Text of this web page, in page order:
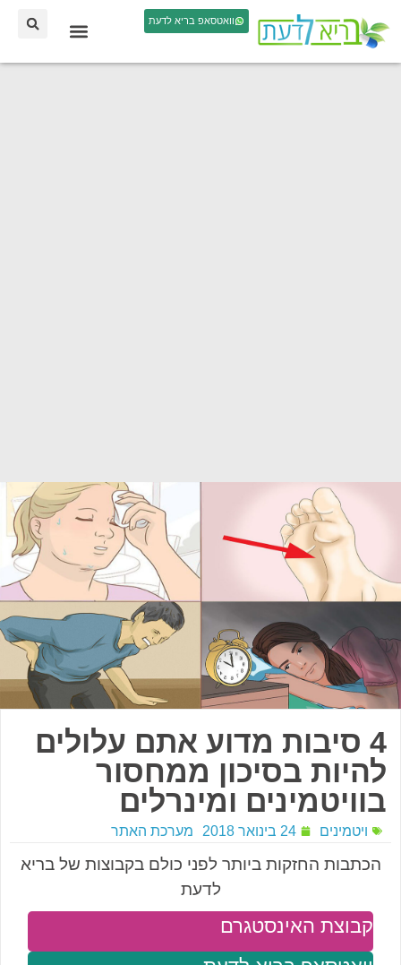
וואטסאפ בריא לדעת
4 סיבות מדוע אתם עלולים
להיות בסיכון ממחסור
בוויטמינים ומינרלים
ויטמינים 24 בינואר 2018 מערכת האתר
הכתבות החזקות ביותר לפני כולם בקבוצות של בריא
לדעת
קבוצת האינסטגרם